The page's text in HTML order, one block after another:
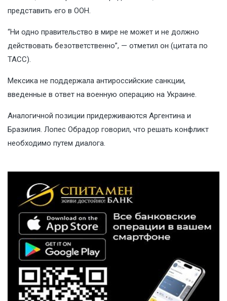
представить его в ООН.
“Ни одно правительство в мире не может и не должно
действовать безответственно”, — отметил он (цитата по
ТАСС).
Мексика не поддержала антироссийские санкции,
введенные в ответ на военную операцию на Украине.
Аналогичной позиции придерживаются Аргентина и
Бразилия. Лопес Обрадор говорил, что решать конфликт
необходимо путем диалога.